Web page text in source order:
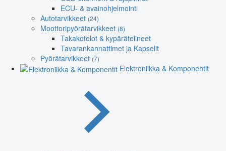
ECU- & avainohjelmointi
Autotarvikkeet (24)
Moottoripyörätarvikkeet (8)
Takakotelot & kypärätelineet
Tavarankannattimet ja Kapselit
Pyörätarvikkeet (7)
Elektroniikka & Komponentit